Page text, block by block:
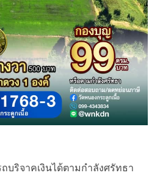
บริจาคเงินได้ตามกำลังศรัทธา